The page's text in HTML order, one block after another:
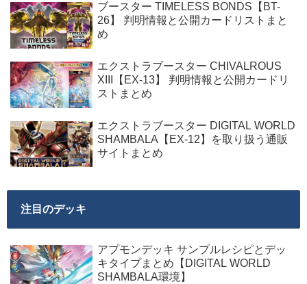
ブースター TIMELESS BONDS【BT-
26】 判明情報と公開カードリストまと
め
エクストラブースター CHIVALROUS
XIII【EX-13】 判明情報と公開カードリ
ストまとめ
エクストラブースター DIGITAL WORLD
SHAMBALA【EX-12】を取り扱う通販
サイトまとめ
注目のデッキ
アプモンデッキ サンプルレシピとデッ
キタイプまとめ【DIGITAL WORLD
SHAMBALA環境】